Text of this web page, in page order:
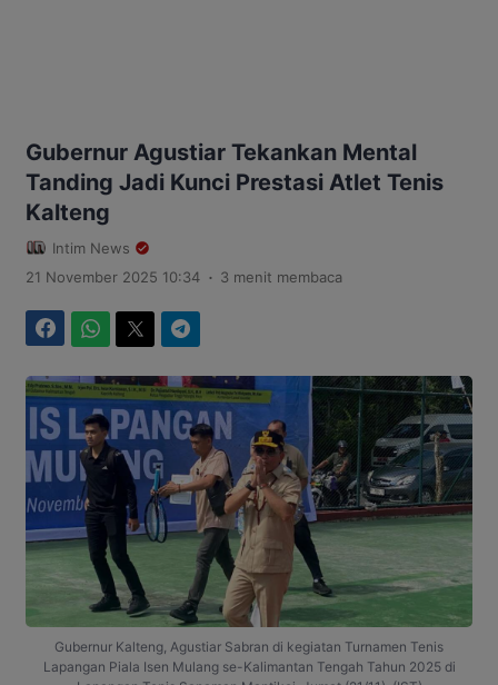
Gubernur Agustiar Tekankan Mental
Tanding Jadi Kunci Prestasi Atlet Tenis
Kalteng
Intim News
21 November 2025 10:34 . 3 menit membaca
Gubernur Kalteng, Agustiar Sabran di kegiatan Turnamen Tenis
Lapangan Piala Isen Mulang se-Kalimantan Tengah Tahun 2025 di